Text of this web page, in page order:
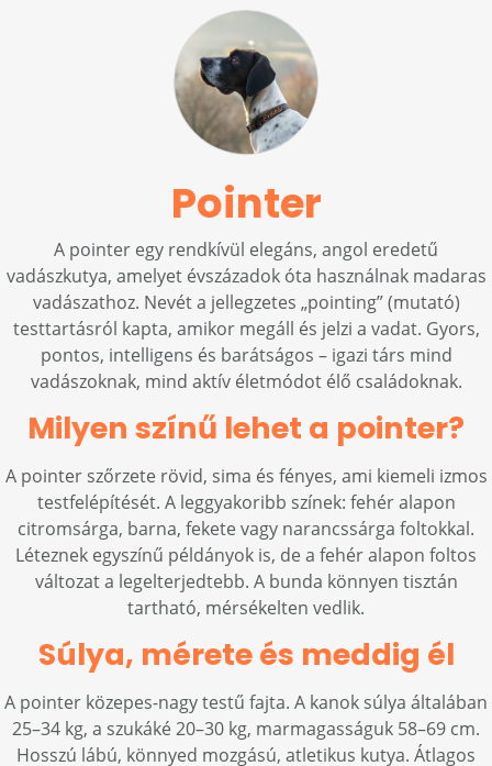
Pointer
A pointer egy rendkívül elegáns, angol eredetű
vadászkutya, amelyet évszázadok óta használnak madaras
vadászathoz. Nevét a jellegzetes „pointing” (mutató)
testtartásról kapta, amikor megáll és jelzi a vadat. Gyors,
pontos, intelligens és barátságos – igazi társ mind
vadászoknak, mind aktív életmódot élő családoknak.
Milyen színű lehet a pointer?
A pointer szőrzete rövid, sima és fényes, ami kiemeli izmos
testfelépítését. A leggyakoribb színek: fehér alapon
citromsárga, barna, fekete vagy narancssárga foltokkal.
Léteznek egyszínű példányok is, de a fehér alapon foltos
változat a legelterjedtebb. A bunda könnyen tisztán
tartható, mérsékelten vedlik.
Súlya, mérete és meddig él
A pointer közepes-nagy testű fajta. A kanok súlya általában
25–34 kg, a szukáké 20–30 kg, marmagasságuk 58–69 cm.
Hosszú lábú, könnyed mozgású, atletikus kutya. Átlagos